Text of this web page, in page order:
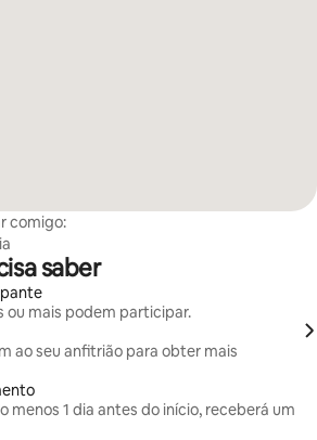
comigo:
saber
ou mais podem participar.
ao seu anfitrião para obter mais
menos 1 dia antes do início, receberá um